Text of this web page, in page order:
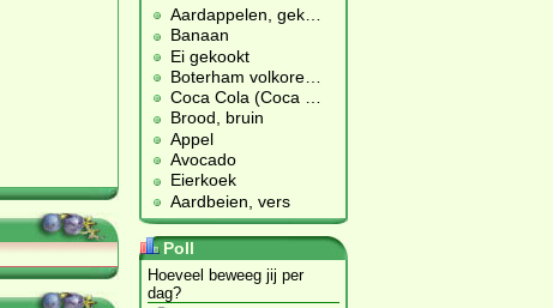
Aardappelen, gek
Banaan
Ei gekookt
Boterham volkore
Coca Cola (Coca
Brood, bruin
Appel
Avocado
Eierkoek
Aardbeien, vers
Poll
Hoeveel beweeg jij per
dag?